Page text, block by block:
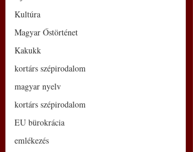
Kultúra
Magyar Őstörténet
Kakukk
kortárs szépirodalom
magyar nyelv
kortárs szépirodalom
EU bürokrácia
emlékezés